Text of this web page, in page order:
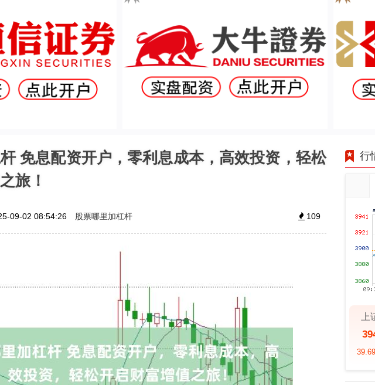
免息配资开户，零利息成本，高效投资，轻松
旅！
09-02 08:54:26 股票哪里加杠杆 109
行